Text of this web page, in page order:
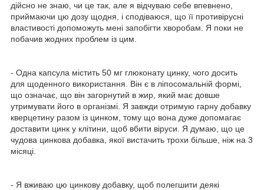
дійсно не знаю, чи це так, але я відчуваю себе впевнено,
приймаючи цю дозу щодня, і сподіваюся, що її противірусні
властивості допоможуть мені запобігти хворобам. Я поки не
побачив жодних проблем із цим.
- Одна капсула містить 50 мг глюконату цинку, чого досить
для щоденного використання. Він є в ліпосомальній формі,
що означає, що він загорнутий в жир, який має довше
утримувати його в організмі. Я завжди отримую гарну добавку
кверцетину разом із цинком, тому що вона дуже допомагає
доставити цинк у клітини, щоб вбити віруси. Я думаю, що це
чудова цинкова добавка, якої вистачить трохи більше, ніж на 3
місяці.
- Я вживаю цю цинкову добавку, щоб полегшити деякі